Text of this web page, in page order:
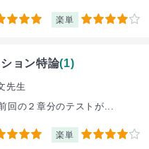
楽単 4
ョン特論(1)
先生
回の２章分のテストが...
楽単 4